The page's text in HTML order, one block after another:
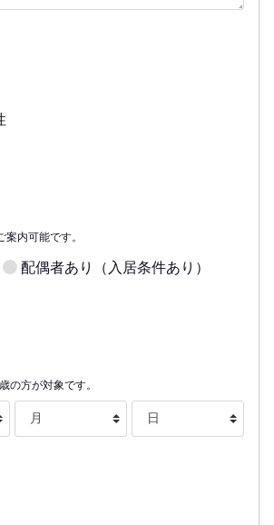
内可能です。
配偶者あり（入居条件あり）
の方が対象です。